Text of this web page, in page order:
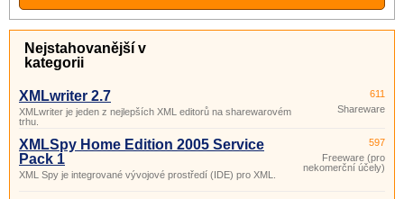
Nejstahovanější v
kategorii
XMLwriter 2.7
XMLwriter je jeden z nejlepších XML editorů na sharewarovém
trhu.
611
Shareware
XMLSpy Home Edition 2005 Service
Pack 1
XML Spy je integrované vývojové prostředí (IDE) pro XML.
597
Freeware (pro
nekomerční účely)